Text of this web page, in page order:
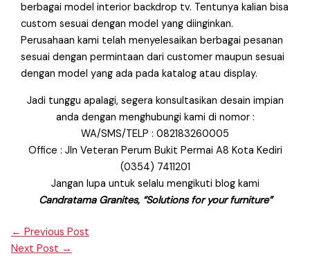
berbagai model interior backdrop tv. Tentunya kalian bisa
custom sesuai dengan model yang diinginkan.
Perusahaan kami telah menyelesaikan berbagai pesanan
sesuai dengan permintaan dari customer maupun sesuai
dengan model yang ada pada katalog atau display.
Jadi tunggu apalagi, segera konsultasikan desain impian
anda dengan menghubungi kami di nomor :
WA/SMS/TELP : 082183260005
Office : Jln Veteran Perum Bukit Permai A8 Kota Kediri
(0354) 7411201
Jangan lupa untuk selalu mengikuti blog kami
Candratama Granites, “Solutions for your furniture”
← Previous Post
Next Post →